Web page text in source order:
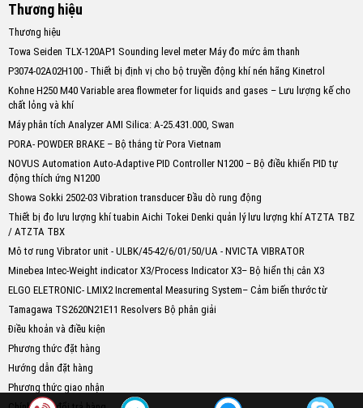
Thương hiệu
Thương hiệu
Towa Seiden TLX-120AP1 Sounding level meter Máy đo mức âm thanh
P3074-02A02H100 - Thiết bị định vị cho bộ truyền động khí nén hãng Kinetrol
Kohne H250 M40 Variable area flowmeter for liquids and gases – Lưu lượng kế cho
chất lỏng và khí
Máy phân tích Analyzer AMI Silica: A-25.431.000, Swan
PORA- POWDER BRAKE – Bộ thắng từ Pora Vietnam
NOVUS Automation Auto-Adaptive PID Controller N1200 – Bộ điều khiển PID tự
động thích ứng N1200
Showa Sokki 2502-03 Vibration transducer Đầu dò rung động
Thiết bị đo lưu lượng khí tuabin Aichi Tokei Denki quản lý lưu lượng khí ATZTA TBZ
/ ATZTA TBX
Mô tơ rung Vibrator unit - ULBK/45-42/6/01/50/UA - NVICTA VIBRATOR
Minebea Intec-Weight indicator X3/Process Indicator X3– Bộ hiển thị cân X3
ELGO ELETRONIC- LMIX2 Incremental Measuring System– Cảm biến thước từ
Tamagawa TS2620N21E11 Resolvers Bộ phân giải
Điều khoản và điều kiện
Phương thức đặt hàng
Hướng dẫn đặt hàng
Phương thức giao nhận